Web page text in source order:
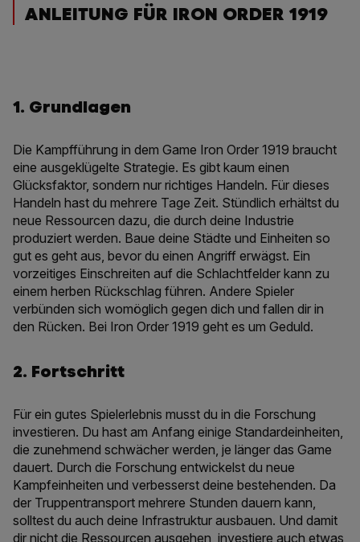
ANLEITUNG FÜR IRON ORDER 1919
1. Grundlagen
Die Kampfführung in dem Game Iron Order 1919 braucht
eine ausgeklügelte Strategie. Es gibt kaum einen
Glücksfaktor, sondern nur richtiges Handeln. Für dieses
Handeln hast du mehrere Tage Zeit. Stündlich erhältst du
neue Ressourcen dazu, die durch deine Industrie
produziert werden. Baue deine Städte und Einheiten so
gut es geht aus, bevor du einen Angriff erwägst. Ein
vorzeitiges Einschreiten auf die Schlachtfelder kann zu
einem herben Rückschlag führen. Andere Spieler
verbünden sich womöglich gegen dich und fallen dir in
den Rücken. Bei Iron Order 1919 geht es um Geduld.
2. Fortschritt
Für ein gutes Spielerlebnis musst du in die Forschung
investieren. Du hast am Anfang einige Standardeinheiten,
die zunehmend schwächer werden, je länger das Game
dauert. Durch die Forschung entwickelst du neue
Kampfeinheiten und verbesserst deine bestehenden. Da
der Truppentransport mehrere Stunden dauern kann,
solltest du auch deine Infrastruktur ausbauen. Und damit
dir nicht die Ressourcen ausgehen, investiere auch etwas